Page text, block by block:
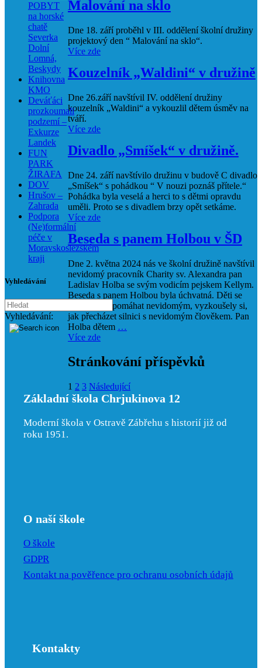
Malování na sklo
Dne 18. září proběhl v III. oddělení školní družiny
projektový den “ Malování na sklo“.
Více zde
Kouzelník „Waldini“ v družině
Dne 26.září navštívil IV. oddělení družiny
kouzelník „Waldini“ a vykouzlil dětem úsměv na
tváří.
Více zde
Divadlo „Smíšek“ v družině.
Dne 24. září navštívilo družinu v budově C divadlo
„Smíšek“ s pohádkou “ V nouzi poznáš přítele.“
Pohádka byla veselá a herci to s dětmi opravdu
uměli. Proto se s divadlem brzy opět setkáme.
Více zde
Beseda s panem Holbou v ŠD
Dne 2. května 2024 nás ve školní družině navštívil
nevidomý pracovník Charity sv. Alexandra pan
Ladislav Holba se svým vodicím pejskem Kellym.
Beseda s panem Holbou byla úchvatná. Děti se
naučily, jak pomáhat nevidomým, vyzkoušely si,
jak přecházet silnici s nevidomým člověkem. Pan
Holba dětem …
Více zde
Stránkování příspěvků
1 2 3 Následující
POBYT
na horské
chatě
Severka
Dolní
Lomná,
Beskydy
Knihovna
KMO
Deváťáci
prozkoumali
podzemí –
Exkurze
Landek
FUN
PARK
ŽIRAFA
DOV
Hrušov –
Zahrada
Podpora
(Ne)formální
péče v
Moravskoslezském
kraji
Vyhledávání
Vyhledávání:
Základní škola Chrjukinova 12
Moderní škola v Ostravě Zábřehu s historií již od
roku 1951.
O naší škole
O škole
GDPR
Kontakt na pověřence pro ochranu osobních údajů
Kontakty